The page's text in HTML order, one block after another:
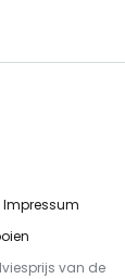
Impressum
van de